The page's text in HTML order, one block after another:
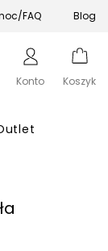
FAQ Blog
Konto Koszyk